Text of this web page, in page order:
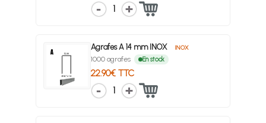
1
Agrafes A 14 mm INOX INOX
1000 agrafes En stock
22.90€ TTC
1